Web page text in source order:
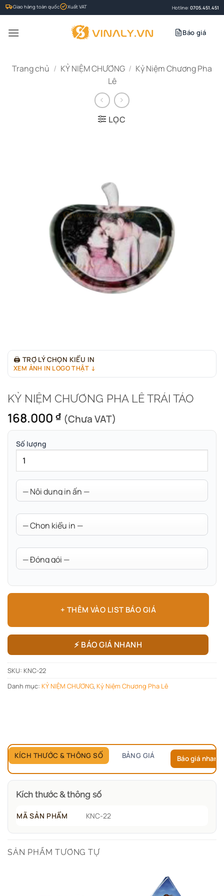
Bỏ
qua
nội
Giao hàng toàn quốc Xuất VAT Hotline: 0705.451.451
Báo giá
Trang chủ / KỶ NIỆM CHƯƠNG / Kỷ Niệm Chương Pha
Lê
LỌC
🖨 TRỢ LÝ CHỌN KIỂU IN
XEM ẢNH IN LOGO THẬT ↓
KỶ NIỆM CHƯƠNG PHA LÊ TRÁI TÁO
168.000 ₫ (Chưa VAT)
Số lượng
+ THÊM VÀO LIST BÁO GIÁ
⚡ BÁO GIÁ NHANH
SKU: KNC-22
Danh mục: KỶ NIỆM CHƯƠNG, Kỷ Niệm Chương Pha Lê
KÍCH THƯỚC & THÔNG SỐ BẢNG GIÁ Báo giá
Kích thước & thông số
MÃ SẢN PHẨM KNC-22
SẢN PHẨM TƯƠNG TỰ